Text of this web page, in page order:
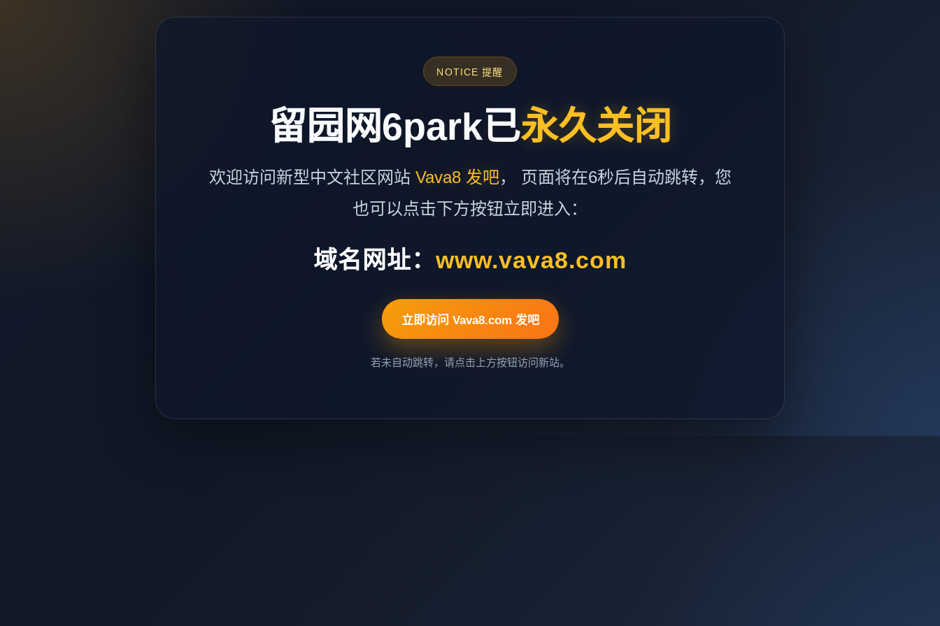
NOTICE 提醒
留园网6park已永久关闭
欢迎访问新型中文社区网站 Vava8 发吧， 页面将在6秒后自动跳转，您
也可以点击下方按钮立即进入：
域名网址： www.vava8.com
立即访问 Vava8.com 发吧
若未自动跳转，请点击上方按钮访问新站。